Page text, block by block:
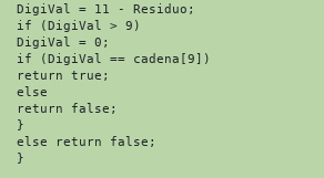
DigiVal = 11 - Residuo;
if (DigiVal > 9)
DigiVal = 0;
if (DigiVal == cadena[9])
return true;
else
return false;
}
else return false;
}